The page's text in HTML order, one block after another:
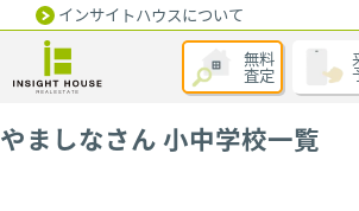
無料
査定
インサイトハウスについて
やましなさん 小中学校一覧